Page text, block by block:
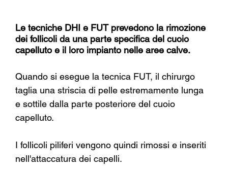
Le tecniche DHI e FUT prevedono la rimozione
dei follicoli da una parte specifica del cuoio
capelluto e il loro impianto nelle aree calve.
Quando si esegue la tecnica FUT, il chirurgo
taglia una striscia di pelle estremamente lunga
e sottile dalla parte posteriore del cuoio
capelluto.
I follicoli piliferi vengono quindi rimossi e inseriti
nell'attaccatura dei capelli.